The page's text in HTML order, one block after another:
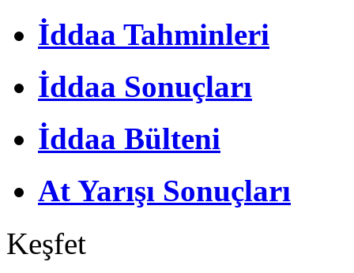
İddaa Tahminleri
İddaa Sonuçları
İddaa Bülteni
At Yarışı Sonuçları
Keşfet